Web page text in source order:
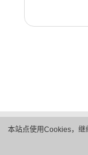
本站点使用Cookies，继